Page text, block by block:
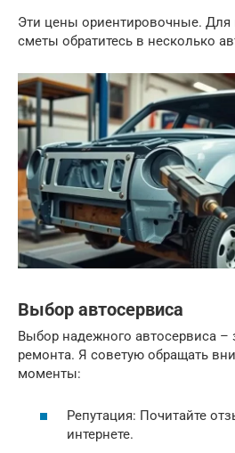
Эти цены ориентировочные. Для
сметы обратитесь в несколько
Выбор автосервиса
Выбор надежного автосервиса –
ремонта. Я советую обращать
моменты:
Репутация: Почитайте
интернете.